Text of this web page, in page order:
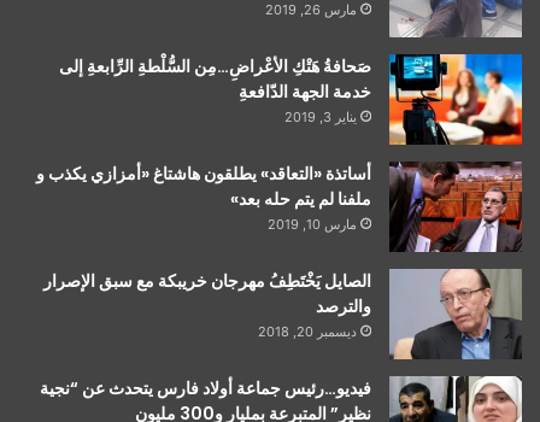
مارس 26, 2019
صَحافةُ هَتْكِ الأعْراضِ…مِن السُّلْطةِ الرِّابعةِ إلى
خدمة الجهة الدّافعةِ
يناير 3, 2019
أساتذة «التعاقد» يطلقون هاشتاغ «أمزازي يكذب و
ملفنا لم يتم حله بعد»
مارس 10, 2019
الصايل يَخْتَطِفُ مهرجان خريبكة مع سبق الإصرار
والترصد
ديسمبر 20, 2018
فيديو…رئيس جماعة أولاد فارس يتحدث عن “نجية
نظير” المتبرعة بمليار و300 مليون